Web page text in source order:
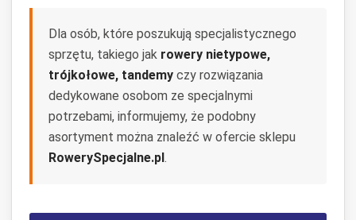
Dla osób, które poszukują specjalistycznego
sprzętu, takiego jak rowery nietypowe,
trójkołowe, tandemy czy rozwiązania
dedykowane osobom ze specjalnymi
potrzebami, informujemy, że podobny
asortyment można znaleźć w ofercie sklepu
RowerySpecjalne.pl.